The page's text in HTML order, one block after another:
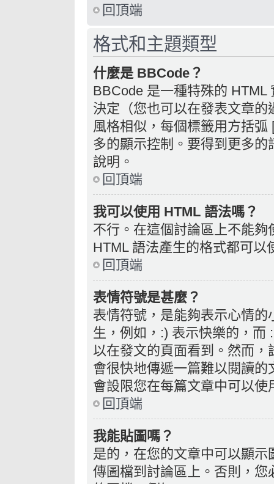
回頂端
格式和主題類型
什麼是 BBCode？
BBCode 是一種特殊的
決定（您也可以在發表文章
風格相似，每個標籤用方括
多的顯示控制。要得到更多
說明。
回頂端
我可以使用 HTML 語法嗎？
不行。在這個討論區上不能
HTML 語法產生的格式都可以
回頂端
表情符號是甚麼？
表情符號，是能夠表示心情
生，例如，:) 表示快樂的，而
以在發文的頁面看到。然而
會很快地傳遞一篇難以閱讀
會設限您在每篇文章中可以使
回頂端
我能貼圖嗎？
是的，在您的文章中可以顯
傳圖檔到討論區上。否則，